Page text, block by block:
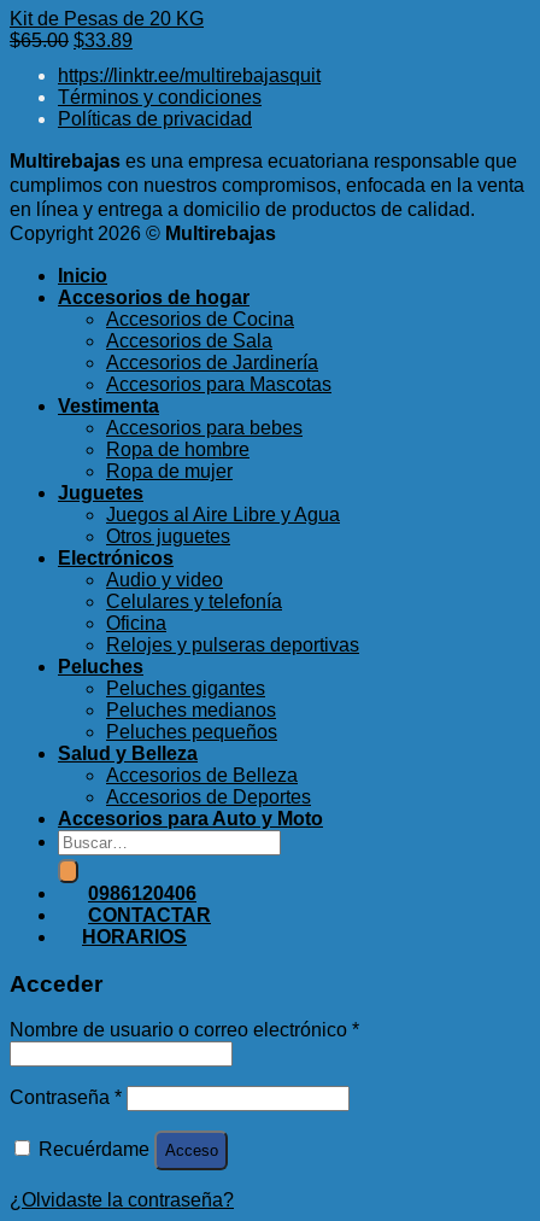
Kit de Pesas de 20 KG
$65.00 El
original
era:
$65.00.
$33.89
actual
es:
$33.89.
https://linktr.ee/multirebajasquit
Términos y condiciones
Políticas de privacidad
Multirebajas es una empresa ecuatoriana responsable que
cumplimos con nuestros compromisos, enfocada en la venta
en línea y entrega a domicilio de productos de calidad.
Copyright 2026 © Multirebajas
Inicio
Accesorios de hogar
Accesorios de Cocina
Accesorios de Sala
Accesorios de Jardinería
Accesorios para Mascotas
Vestimenta
Accesorios para bebes
Ropa de hombre
Ropa de mujer
Juguetes
Juegos al Aire Libre y Agua
Otros juguetes
Electrónicos
Audio y video
Celulares y telefonía
Oficina
Relojes y pulseras deportivas
Peluches
Peluches gigantes
Peluches medianos
Peluches pequeños
Salud y Belleza
Accesorios de Belleza
Accesorios de Deportes
Accesorios para Auto y Moto
Buscar
por:
0986120406
CONTACTAR
HORARIOS
Acceder
Nombre de usuario o correo electrónico *
Contraseña *
Recuérdame Acceso
¿Olvidaste la contraseña?